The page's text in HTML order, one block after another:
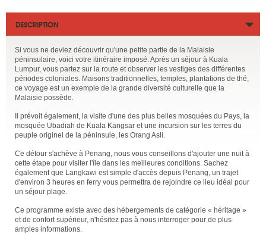
DESCRIPTION
Si vous ne deviez découvrir qu'une petite partie de la Malaisie
péninsulaire, voici votre itinéraire imposé. Après un séjour à Kuala
Lumpur, vous partez sur la route et observer les vestiges des différentes
périodes coloniales. Maisons traditionnelles, temples, plantations de thé,
ce voyage est un exemple de la grande diversité culturelle que la
Malaisie possède.
Il prévoit également, la visite d'une des plus belles mosquées du Pays, la
mosquée Ubadiah de Kuala Kangsar et une incursion sur les terres du
peuple originel de la péninsule, les Orang Asli.
Ce détour s'achève à Penang, nous vous conseillons d'ajouter une nuit à
cette étape pour visiter l'île dans les meilleures conditions. Sachez
également que Langkawi est simple d'accès depuis Penang, un trajet
d'environ 3 heures en ferry vous permettra de rejoindre ce lieu idéal pour
un séjour plage.
Ce programme existe avec des hébergements de catégorie « héritage »
et de confort supérieur, n'hésitez pas à nous interroger pour de plus
amples informations.